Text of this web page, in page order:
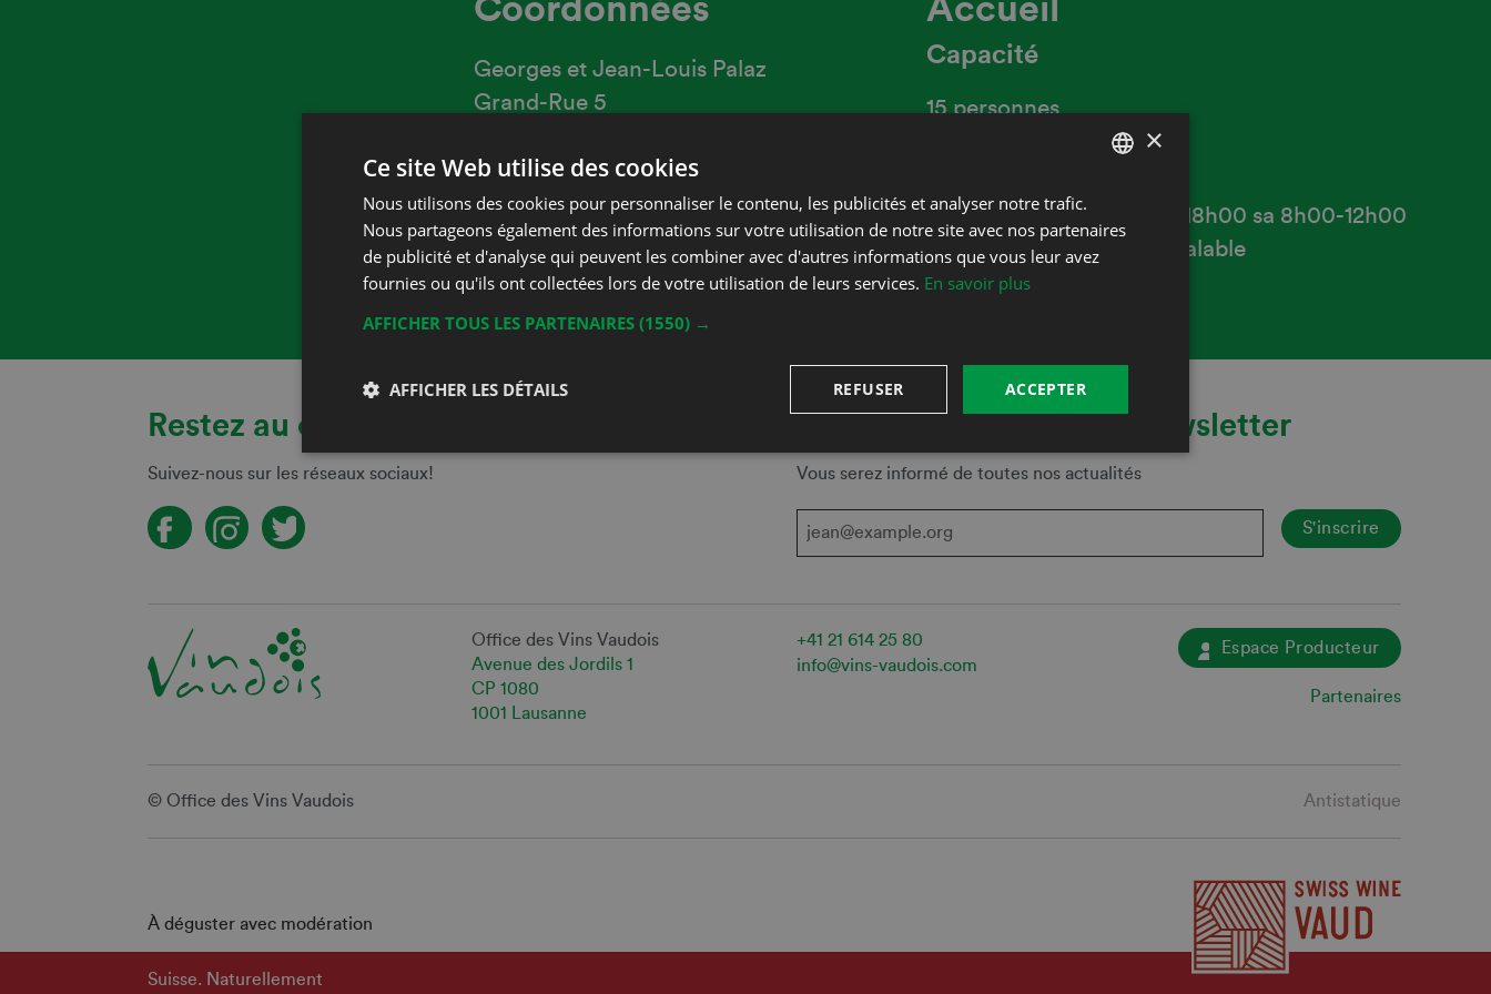
Coordonnées
Georges et Jean-Louis Palaz
Grand-Rue 5
Phone +41 21 799 16 39
Fax +41 21 799 41 66
E-mail palaz.vins@bluewin.ch
Accueil
Capacité
15 personnes
Heures d'ouverture
lu-ve 7h30-12h00 13h30-18h00 sa 8h00-12h00
sur avis téléphonique préalable
Restez au courant!
Suivez-nous sur les réseaux sociaux!
Inscrivez-vous à notre newsletter
Vous serez informé de toutes nos actualités
Office des Vins Vaudois
Avenue des Jordils 1
CP 1080
1001 Lausanne
+41 21 614 25 80
info@vins-vaudois.com
Espace Producteur
Partenaires
© Office des Vins Vaudois Antistatique
À déguster avec modération
Suisse. Naturellement
DEUTSCH
×
Ce site Web utilise des cookies
Nous utilisons des cookies pour personnaliser le contenu, les publicités et analyser notre trafic.
Nous partageons également des informations sur votre utilisation de notre site avec nos partenaires
de publicité et d'analyse qui peuvent les combiner avec d'autres informations que vous leur avez
fournies ou qu'ils ont collectées lors de votre utilisation de leurs services. En savoir plus
AFFICHER TOUS LES PARTENAIRES (1550) →
ACCEPTER
REFUSER
AFFICHER LES DÉTAILS